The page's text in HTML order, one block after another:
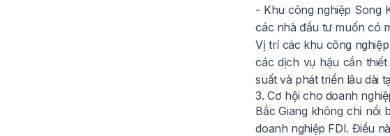
- Khu công nghiệp Song
các nhà đầu tư muốn có
Vị trí các khu công
các dịch vụ hậu cần
suất và phát triển lâu dài
3. Cơ hội cho doanh
Bắc Giang không chỉ nổi
doanh nghiệp FDI. Điều